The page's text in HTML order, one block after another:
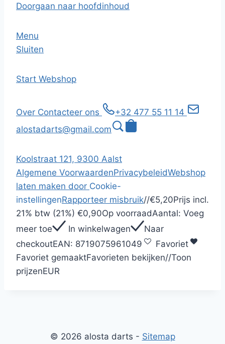
Doorgaan naar hoofdinhoud
Menu
Sluiten
Start Webshop
Over Contacteer ons
+32 477 55 11 14
alostadarts@gmail.com
Koolstraat 121, 9300 Aalst
Algemene VoorwaardenPrivacybeleidWebshop
laten maken door Cookie-
instellingenRapporteer misbruik//€5,20Prijs incl.
21% btw (21%) €0,90Op voorraadAantal: Voeg
meer toe
In winkelwagen
Naar
checkoutEAN: 8719075961049
Favoriet
Favoriet gemaaktFavorieten bekijken//Toon
prijzenEUR
© 2026 alosta darts - Sitemap